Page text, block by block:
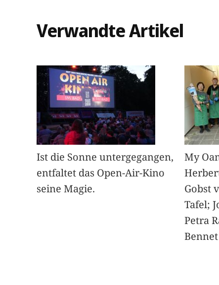
Verwandte Artikel
Ist die Sonne untergegangen,
entfaltet das Open-Air-Kino
seine Magie.
My
Gobst
Tafel;
Petra